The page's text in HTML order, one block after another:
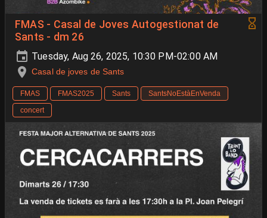
FMAS - Casal de Joves Autogestionat de
Sants - dm 26
Tuesday, Aug 26, 2025, 10:30 PM-02:00 AM
Casal de joves de Sants
FMAS FMAS2025 Sants
SantsNoEstàEnVenda
concert